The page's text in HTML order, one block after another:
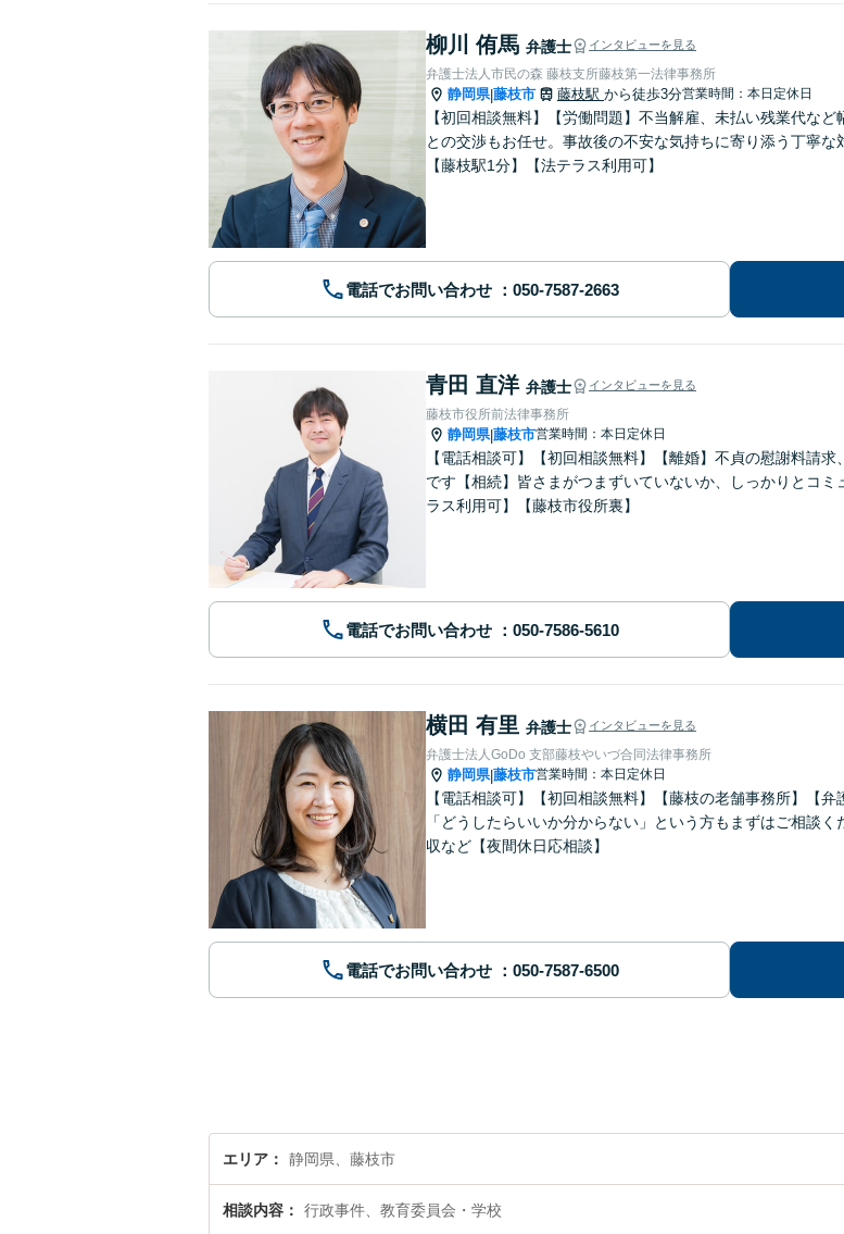
柳川 侑馬 弁護士 インタビューを見る
弁護士法人市民の森 藤枝支所藤枝第一法律事務所
静岡県|藤枝市 藤枝駅 から徒歩3分営業時間：本日定休日
【初回相談無料】【労働問題】不当解雇、未払い残業代な
との交渉もお任せ。事故後の不安な気持ちに寄り添う丁寧
【藤枝駅1分】【法テラス利用可】
電話でお問い合わせ
青田 直洋 弁護士 インタビューを見る
藤枝市役所前法律事務所
静岡県|藤枝市営業時間：本日定休日
【電話相談可】【初回相談無料】【離婚】不貞の慰謝料請
です【相続】皆さまがつまずいていないか、しっかりとコ
ラス利用可】【藤枝市役所裏】
電話でお問い合わせ
横田 有里 弁護士 インタビューを見る
弁護士法人GoDo 支部藤枝やいづ合同法律事務所
静岡県|藤枝市営業時間：本日定休日
【電話相談可】【初回相談無料】【藤枝の老舗事務所】【
「どうしたらいいか分からない」という方もまずはご相談
収など【夜間休日応相談】
電話でお問い合わせ
エリア 静岡県、藤枝市
相談内容 行政事件、教育委員会・学校